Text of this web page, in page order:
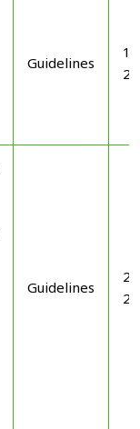
Guidelines
Guidelines